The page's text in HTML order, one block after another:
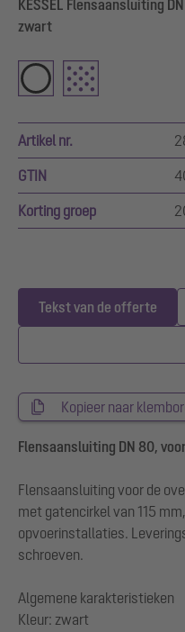
KESSEL Flensaansluiting
zwart
Artikel nr.
GTIN
Korting groep
Tekst van de offerte
Kopieer naar
Flensaansluiting DN 80,
Flensaansluiting voor de
met gatencirkel van 115
opvoerinstallaties.
schroeven.
Algemene karakteristieken
Kleur: zwart